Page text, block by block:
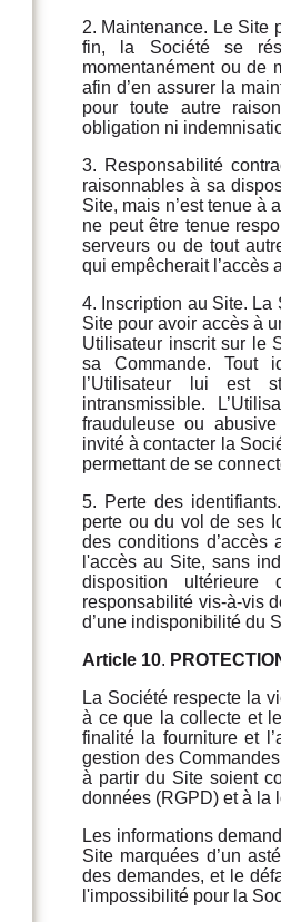
2. Maintenance. Le Site
fin, la Société se
momentanément ou de
afin d’en assurer la
pour toute autre
obligation ni
3. Responsabilité
raisonnables à sa
Site, mais n’est tenue à
ne peut être tenue
serveurs ou de tout
qui empêcherait l’accès
4. Inscription au Site. La
Site pour avoir accès à
Utilisateur inscrit sur le
sa Commande. Tout
l’Utilisateur lui est
intransmissible.
frauduleuse ou
invité à contacter la
permettant de se
5. Perte des
perte ou du vol de ses
des conditions
l'accès au Site, sans
disposition
responsabilité vis-à-vis
d’une indisponibilité du
Article 10.
La Société respecte la
à ce que la collecte et
finalité la fourniture et
gestion des
à partir du Site soient
données (RGPD) et à la
Les informations
Site marquées d’un
des demandes, et le
l'impossibilité pour la